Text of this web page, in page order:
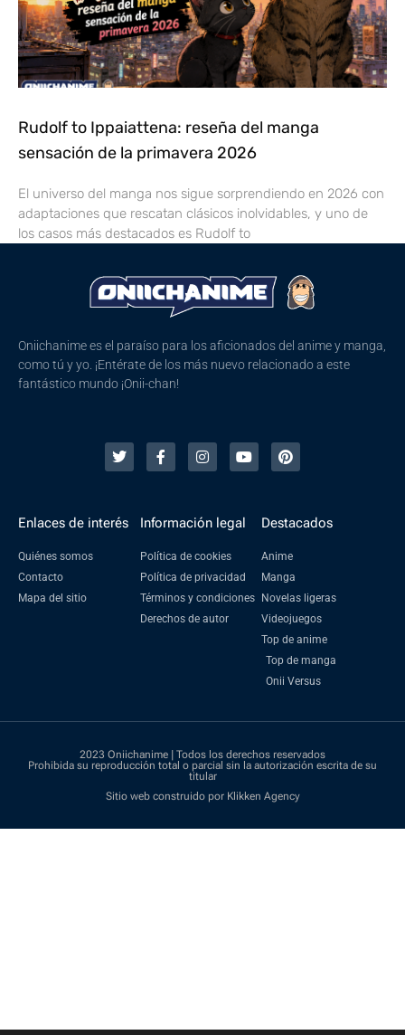
Rudolf to Ippaiattena: reseña del manga
sensación de la primavera 2026
El universo del manga nos sigue sorprendiendo en 2026 con
adaptaciones que rescatan clásicos inolvidables, y uno de
los casos más destacados es Rudolf to
Oniichanime es el paraíso para los aficionados del anime y manga,
como tú y yo. ¡Entérate de los más nuevo relacionado a este
fantástico mundo ¡Onii-chan!
Enlaces de interés
Quiénes somos
Contacto
Mapa del sitio
Información legal
Política de cookies
Política de privacidad
Términos y condiciones
Derechos de autor
Destacados
Anime
Manga
Novelas ligeras
Videojuegos
Top de anime
Top de manga
Onii Versus
2023 Oniichanime | Todos los derechos reservados
Prohibida su reproducción total o parcial sin la autorización escrita de su
titular
Sitio web construido por Klikken Agency